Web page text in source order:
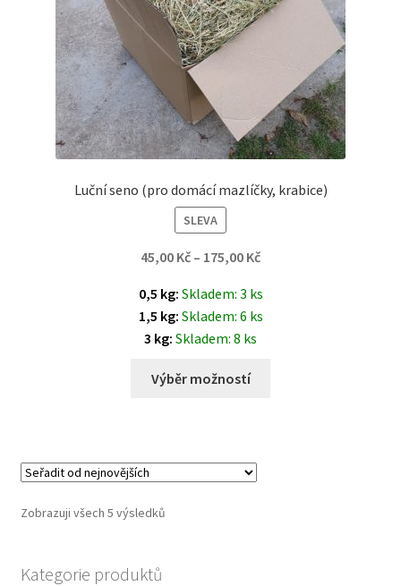
Luční seno (pro domácí mazlíčky, krabice)
SLEVA
45,00 Kč – 175,00 Kč
0,5 kg: Skladem: 3 ks
1,5 kg: Skladem: 6 ks
3 kg: Skladem: 8 ks
Výběr možností
Zobrazuji všech 5 výsledků
Kategorie produktů